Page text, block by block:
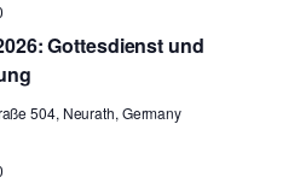
Gottesdienst und
504, Neurath, Germany